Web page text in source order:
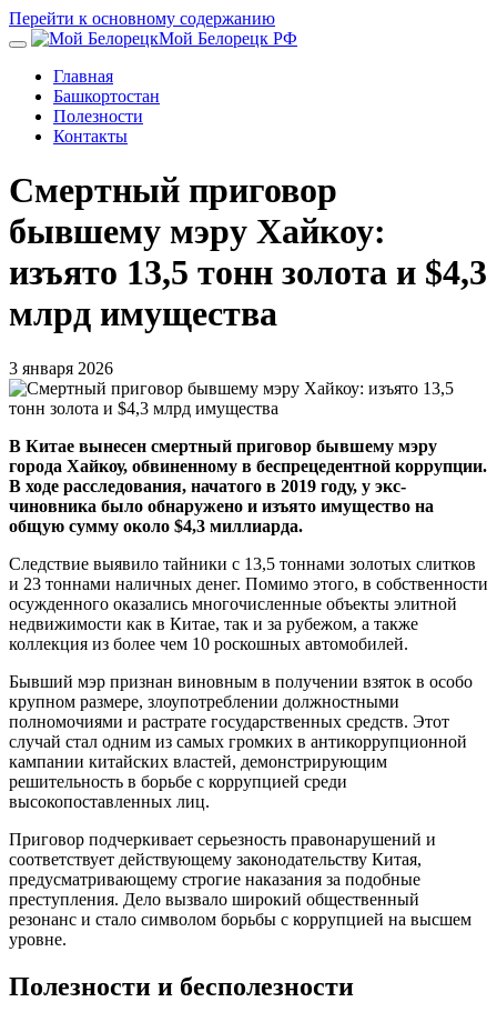
Перейти к основному содержанию
Мой Белорецк РФ
Главная
Башкортостан
Полезности
Контакты
Смертный приговор
бывшему мэру Хайкоу:
изъято 13,5 тонн золота и $4,3
млрд имущества
3 января 2026
В Китае вынесен смертный приговор бывшему мэру
города Хайкоу, обвиненному в беспрецедентной коррупции.
В ходе расследования, начатого в 2019 году, у экс-
чиновника было обнаружено и изъято имущество на
общую сумму около $4,3 миллиарда.
Следствие выявило тайники с 13,5 тоннами золотых слитков
и 23 тоннами наличных денег. Помимо этого, в собственности
осужденного оказались многочисленные объекты элитной
недвижимости как в Китае, так и за рубежом, а также
коллекция из более чем 10 роскошных автомобилей.
Бывший мэр признан виновным в получении взяток в особо
крупном размере, злоупотреблении должностными
полномочиями и растрате государственных средств. Этот
случай стал одним из самых громких в антикоррупционной
кампании китайских властей, демонстрирующим
решительность в борьбе с коррупцией среди
высокопоставленных лиц.
Приговор подчеркивает серьезность правонарушений и
соответствует действующему законодательству Китая,
предусматривающему строгие наказания за подобные
преступления. Дело вызвало широкий общественный
резонанс и стало символом борьбы с коррупцией на высшем
уровне.
Полезности и бесполезности